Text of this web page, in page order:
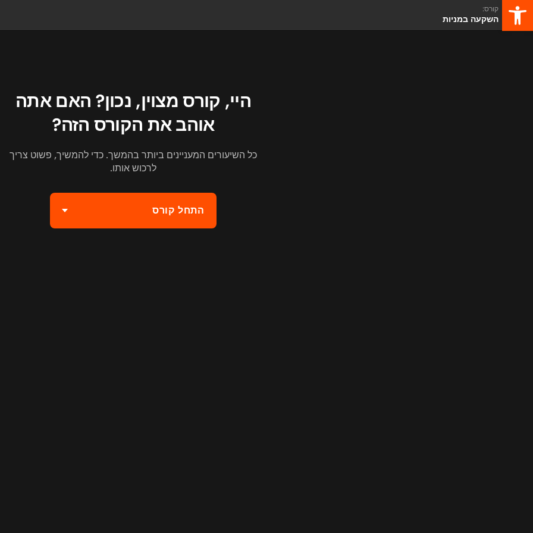
קורס:
השקעה במניות
היי, קורס מצוין, נכון? האם אתה
אוהב את הקורס הזה?
כל השיעורים המעניינים ביותר בהמשך. כדי להמשיך, פשוט צריך
לרכוש אותו.
התחל קורס